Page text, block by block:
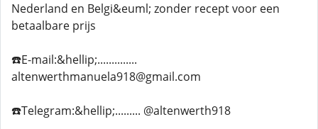
Nederland en Belgi&euml; zonder recept voor een
betaalbare prijs
☎️E-mail:&hellip;..............
altenwerthmanuela918@gmail.com
☎️Telegram:&hellip;......... @altenwerth918